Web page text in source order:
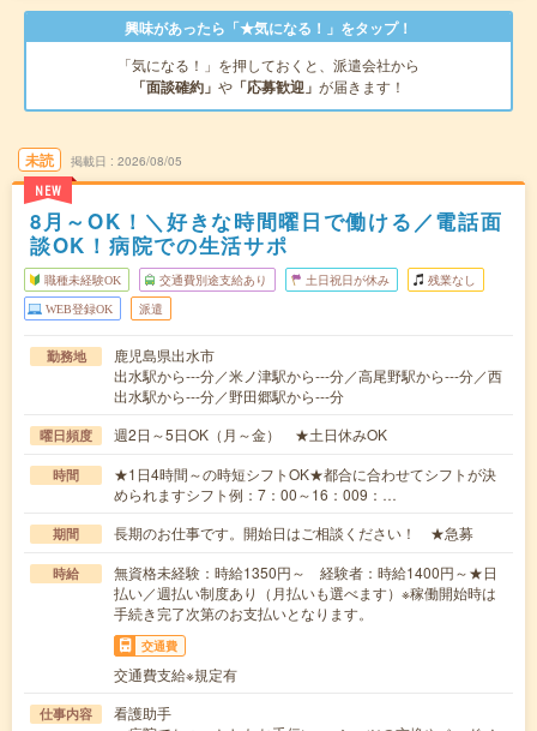
興味があったら「★気になる！」をタップ！
「気になる！」を押しておくと、派遣会社から
「面談確約」 や 「応募歓迎」 が届きます！
未読
NEW
掲載日 2026/08/05
8月～OK！＼好きな時間曜日で働ける／電話面
談OK！病院での生活サポ
職種未経験OK 交通費別途支給あり 土日祝日が休み 残業なし
WEB登録OK 派遣
勤務地
鹿児島県出水市
出水駅から---分／米ノ津駅から---分／高尾野駅から---分／西
出水駅から---分／野田郷駅から---分
曜日頻度 週2日～5日OK（月～金） ★土日休みOK
時間
★1日4時間～の時短シフトOK★都合に合わせてシフトが決
められますシフト例：7：00～16：009：…
期間 長期のお仕事です。開始日はご相談ください！ ★急募
時給
無資格未経験：時給1350円～ 経験者：時給1400円～★日
払い／週払い制度あり（月払いも選べます）※稼働開始時は
手続き完了次第のお支払いとなります。
交通費
交通費支給※規定有
仕事内容
看護助手